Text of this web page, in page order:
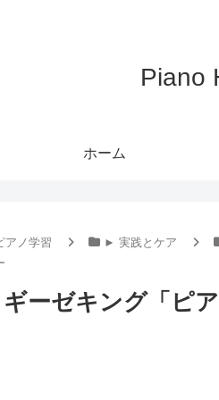
Piano
ホーム
アノ学習
► 実践とケア
ギーゼキング「ピ